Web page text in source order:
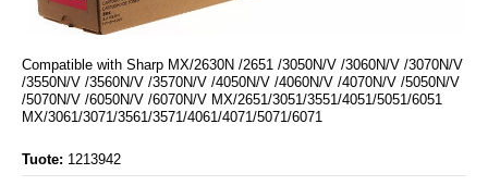
Compatible with Sharp MX/2630N /2651 /3050N/V /3060N/V /3070N/V
/3550N/V /3560N/V /3570N/V /4050N/V /4060N/V /4070N/V /5050N/V
/5070N/V /6050N/V /6070N/V MX/2651/3051/3551/4051/5051/6051
MX/3061/3071/3561/3571/4061/4071/5071/6071
Tuote: 1213942